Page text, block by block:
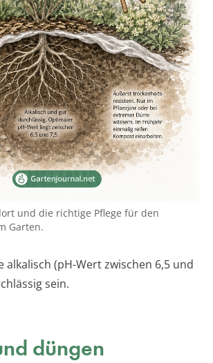
und die richtige Pflege für den
Garten.
alkalisch (pH-Wert zwischen 6,5 und
sein.
düngen